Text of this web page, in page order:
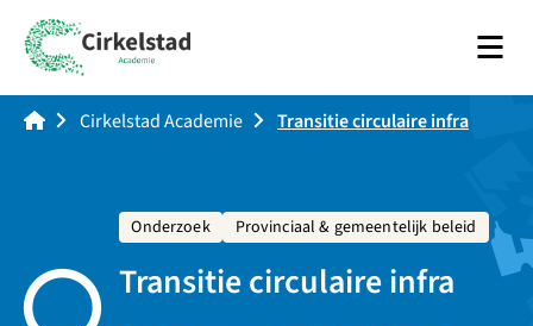
Academie Cirkelstad
Menu
Cirkelstad Academie Transitie circulaire infra
Onderzoek Provinciaal & gemeentelijk beleid
Transitie circulaire infra